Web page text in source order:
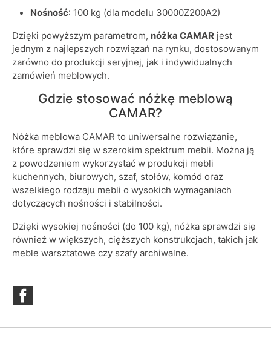
Nośność: 100 kg (dla modelu 30000Z200A2)
Dzięki powyższym parametrom, nóżka CAMAR jest
jednym z najlepszych rozwiązań na rynku, dostosowanym
zarówno do produkcji seryjnej, jak i indywidualnych
zamówień meblowych.
Gdzie stosować nóżkę meblową
CAMAR?
Nóżka meblowa CAMAR to uniwersalne rozwiązanie,
które sprawdzi się w szerokim spektrum mebli. Można ją
z powodzeniem wykorzystać w produkcji mebli
kuchennych, biurowych, szaf, stołów, komód oraz
wszelkiego rodzaju mebli o wysokich wymaganiach
dotyczących nośności i stabilności.
Dzięki wysokiej nośności (do 100 kg), nóżka sprawdzi się
również w większych, cięższych konstrukcjach, takich jak
meble warsztatowe czy szafy archiwalne.